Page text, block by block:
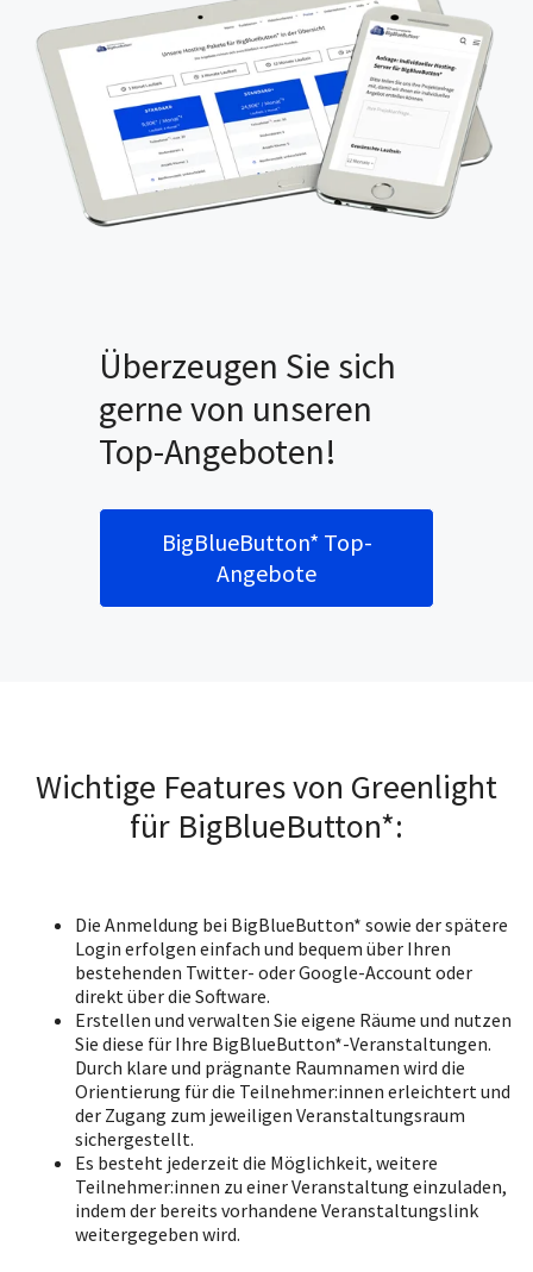
Überzeugen Sie sich
gerne von unseren
Top-Angeboten!
BigBlueButton* Top-
Angebote
Wichtige Features von Greenlight
für BigBlueButton*:
Die Anmeldung bei BigBlueButton* sowie der spätere
Login erfolgen einfach und bequem über Ihren
bestehenden Twitter- oder Google-Account oder
direkt über die Software.
Erstellen und verwalten Sie eigene Räume und nutzen
Sie diese für Ihre BigBlueButton*-Veranstaltungen.
Durch klare und prägnante Raumnamen wird die
Orientierung für die Teilnehmer:innen erleichtert und
der Zugang zum jeweiligen Veranstaltungsraum
sichergestellt.
Es besteht jederzeit die Möglichkeit, weitere
Teilnehmer:innen zu einer Veranstaltung einzuladen,
indem der bereits vorhandene Veranstaltungslink
weitergegeben wird.